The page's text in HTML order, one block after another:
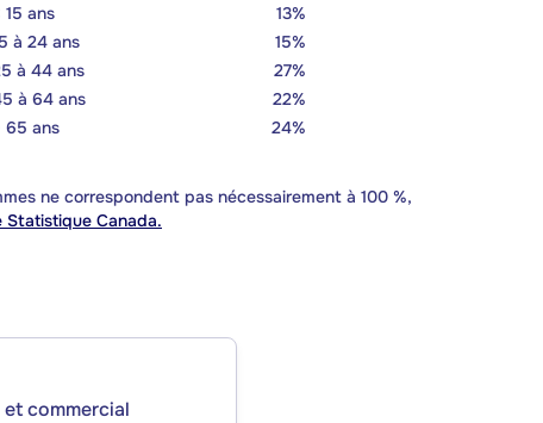
15 ans
13%
à 24 ans
15%
à 44 ans
27%
à 64 ans
22%
65 ans
24%
ne correspondent pas nécessairement à 100 %,
Canada.
commercial